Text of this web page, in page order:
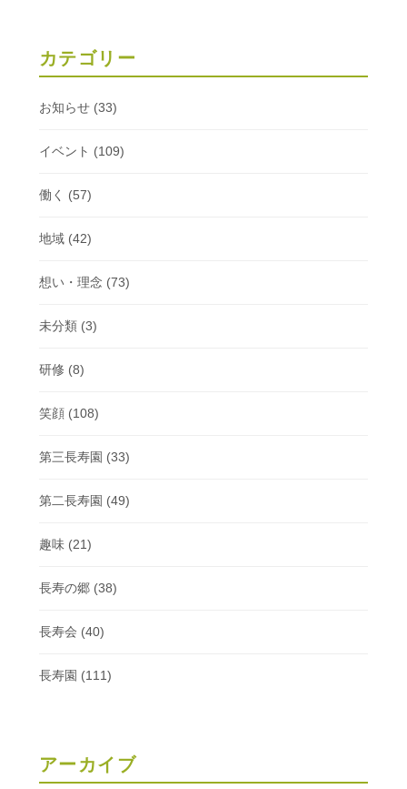
カテゴリー
お知らせ(33)
イベント (109)
働く (57)
地域(42)
想い・理念 (73)
未分類(3)
研修 (8)
笑顔(108)
第三長寿園 (33)
第二長寿園 (49)
趣味(21)
長寿の郷(38)
長寿会 (40)
長寿園 (111)
アーカイブ